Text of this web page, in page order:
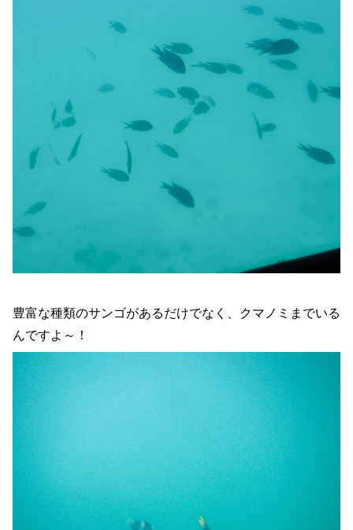
豊富な種類のサンゴがあるだけでなく、クマノミまでいる
んですよ～！